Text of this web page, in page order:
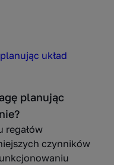
planując
regałów
czynników